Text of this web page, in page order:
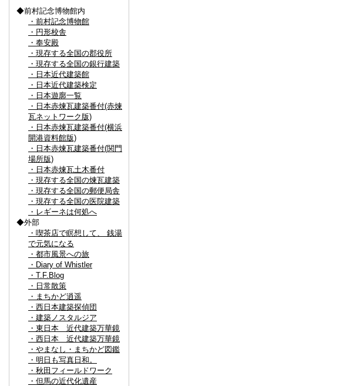
◆前村記念博物館内
・前村記念博物館
・円形校舎
・奉安殿
・現存する全国の郡役所
・現存する全国の銀行建築
・日本近代建築館
・日本近代建築検定
・日本遊廓一覧
・日本赤煉瓦建築番付(赤煉
瓦ネットワーク版)
・日本赤煉瓦建築番付(横浜
開港資料館版)
・日本赤煉瓦建築番付(関門
場所版)
・日本赤煉瓦土木番付
・現存する全国の煉瓦建築
・現存する全国の郵便局舎
・現存する全国の医院建築
・レギーネは何処へ
◆外部
・喫茶店で瞑想して、 銭湯
で元気になる
・都市風景への旅
・Diary of Whistler
・T.F.Blog
・日常散策
・まちかど逍遥
・西日本建築探偵団
・建築ノスタルジア
・東日本 近代建築万華鏡
・西日本 近代建築万華鏡
・やまなし・まちかど図鑑
・明日も写真日和。
・秋田フィールドワーク
・但馬の近代化遺産